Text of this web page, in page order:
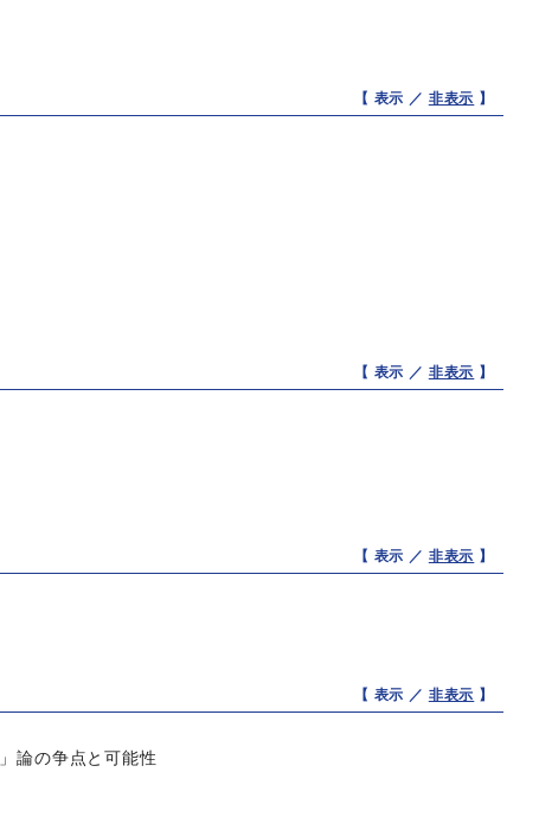
【 表示 ／ 非表示 】
【 表示 ／ 非表示 】
【 表示 ／ 非表示 】
【 表示 ／ 非表示 】
論の争点と可能性